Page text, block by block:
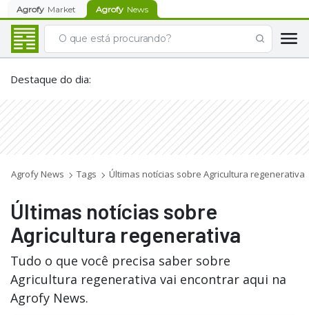
Agrofy Market Agrofy News
Destaque do dia:
Agrofy News Tags Últimas notícias sobre Agricultura regenerativa
Últimas notícias sobre
Agricultura regenerativa
Tudo o que você precisa saber sobre
Agricultura regenerativa vai encontrar aqui na
Agrofy News.